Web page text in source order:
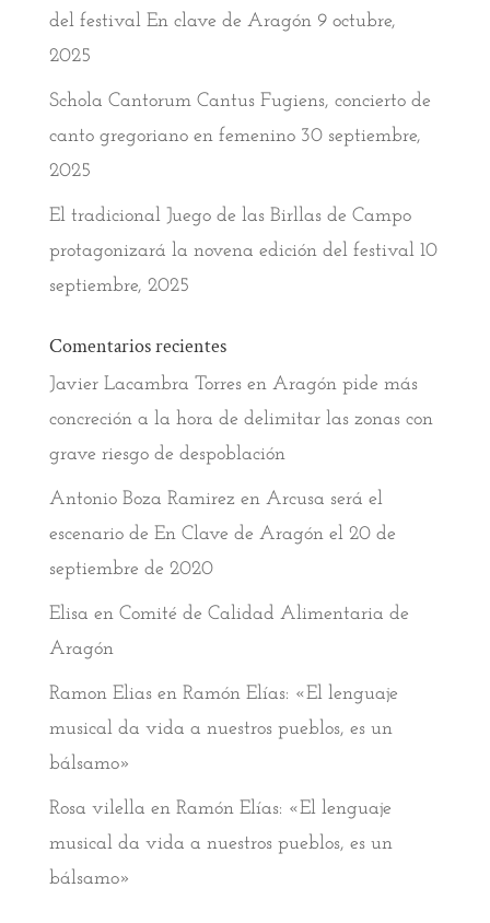
del festival En clave de Aragón 9 octubre,
2025
Schola Cantorum Cantus Fugiens, concierto de
canto gregoriano en femenino 30 septiembre,
2025
El tradicional Juego de las Birllas de Campo
protagonizará la novena edición del festival 10
septiembre, 2025
Comentarios recientes
Javier Lacambra Torresen Aragón pide más
concreción a la hora de delimitar las zonas con
grave riesgo de despoblación
Antonio Boza Ramirez en Arcusa será el
escenario de En Clave de Aragón el 20 de
septiembre de 2020
Elisa en Comité de Calidad Alimentaria de
Aragón
Ramon Eliasen Ramón Elías: «El lenguaje
musical da vida a nuestros pueblos, es un
bálsamo»
Rosa vilella en Ramón Elías: «El lenguaje
musical da vida a nuestros pueblos, es un
bálsamo»